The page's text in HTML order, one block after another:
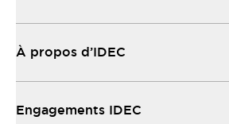
À propos d’IDEC
Engagements IDEC